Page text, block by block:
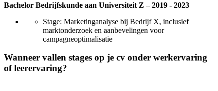
Bachelor Bedrijfskunde aan Universiteit Z – 2019 - 2023
Stage: Marketinganalyse bij Bedrijf X, inclusief
marktonderzoek en aanbevelingen voor
campagneoptimalisatie
Wanneer vallen stages op je cv onder werkervaring
of leerervaring?